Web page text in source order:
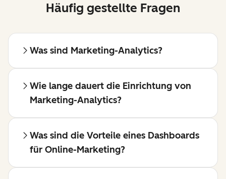
Häufig gestellte Fragen
Was sind Marketing-Analytics?
Wie lange dauert die Einrichtung von
Marketing-Analytics?
Was sind die Vorteile eines Dashboards
für Online-Marketing?